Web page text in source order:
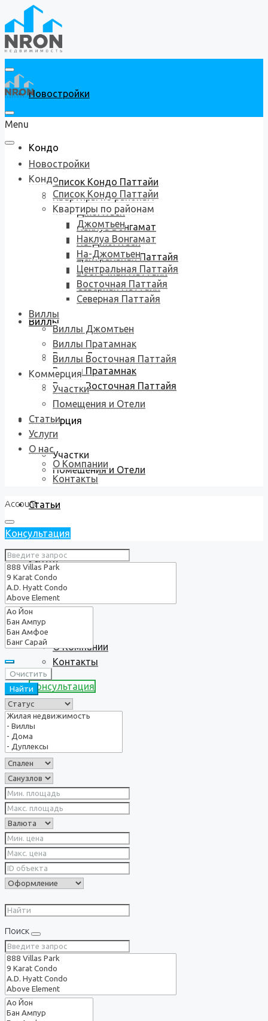
Новостройки
Кондо
Список Кондо Паттайи
Квартиры по районам
Джомтьен
Наклуа Вонгамат
На-Джомтьен
Центральная Паттайя
Восточная Паттайя
Северная Паттайя
Виллы
Виллы Джомтьен
Виллы Пратамнак
Виллы Восточная Паттайя
Коммерция
Участки
Помещения и Отели
Статьи
Услуги
О нас
О Компании
Контакты
Консультация
Menu
Новостройки
Кондо
Список Кондо Паттайи
Квартиры по районам
Джомтьен
Наклуа Вонгамат
На-Джомтьен
Центральная Паттайя
Восточная Паттайя
Северная Паттайя
Виллы
Виллы Джомтьен
Виллы Пратамнак
Виллы Восточная Паттайя
Коммерция
Участки
Помещения и Отели
Статьи
Услуги
О нас
О Компании
Контакты
Account
Консультация
Очистить
Найти
Поиск